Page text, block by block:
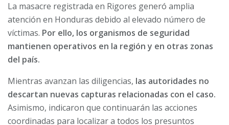
La masacre registrada en Rigores generó amplia
atención en Honduras debido al elevado número de
víctimas. Por ello, los organismos de seguridad
mantienen operativos en la región y en otras zonas
del país.
Mientras avanzan las diligencias, las autoridades no
descartan nuevas capturas relacionadas con el caso.
Asimismo, indicaron que continuarán las acciones
coordinadas para localizar a todos los presuntos